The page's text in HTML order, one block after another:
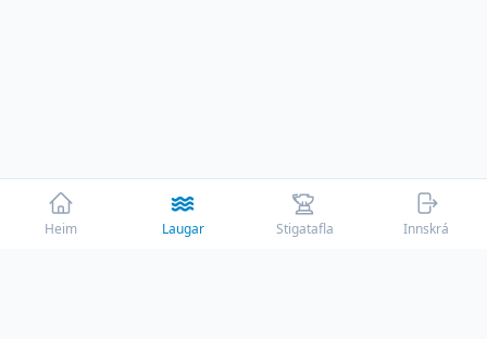
Heim Laugar Stigatafla Innskrá